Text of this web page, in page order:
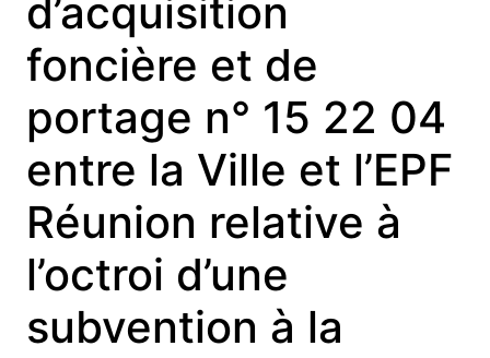
d’acquisition
foncière et de
portage n° 15 22 04
entre la Ville et l’EPF
Réunion relative à
l’octroi d’une
subvention à la